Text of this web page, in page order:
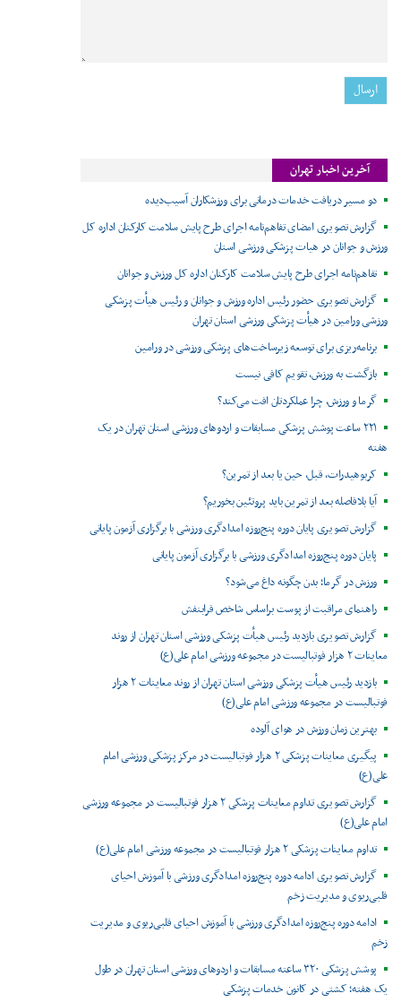
آخرین اخبار تهران
دو مسیر دریافت خدمات درمانی برای ورزشکاران آسیب‌دیده
گزارش تصویری امضای تفاهم‌نامه اجرای طرح پایش سلامت کارکنان اداره کل
ورزش و جوانان در هیات پزشکی ورزشی استان
تفاهم‌نامه اجرای طرح پایش سلامت کارکنان اداره کل ورزش و جوانان
گزارش تصویری حضور رئیس اداره ورزش و جوانان و رئیس هیأت پزشکی
ورزشی ورامین در هیأت پزشکی ورزشی استان تهران
برنامه‌ریزی برای توسعه زیرساخت‌های پزشکی ورزشی در ورامین
بازگشت به ورزش، تقویم کافی نیست
گرما و ورزش، چرا عملکردتان افت می‌کند؟
۲۲۱ ساعت پوشش پزشکی مسابقات و اردوهای ورزشی استان تهران در یک
هفته
کربوهیدرات، قبل، حین یا بعد از تمرین؟
آیا بلافاصله بعد از تمرین باید پروتئین بخوریم؟
گزارش تصویری پایان دوره پنج‌روزه امدادگری ورزشی با برگزاری آزمون پایانی
پایان دوره پنج‌روزه امدادگری ورزشی با برگزاری آزمون پایانی
ورزش در گرما؛ بدن چگونه داغ می‌شود؟
راهنمای مراقبت از پوست براساس شاخص فرابنفش
گزارش تصویری بازدید رئیس هیأت پزشکی ورزشی استان تهران از روند
معاینات ۲ هزار فوتبالیست در مجموعه ورزشی امام علی(ع)
بازدید رئیس هیأت پزشکی ورزشی استان تهران از روند معاینات ۲ هزار
فوتبالیست در مجموعه ورزشی امام علی(ع)
بهترین زمان ورزش در هوای آلوده
پیگیری معاینات پزشکی ۲ هزار فوتبالیست در مرکز پزشکی ورزشی امام
علی(ع)
گزارش تصویری تداوم معاینات پزشکی ۲ هزار فوتبالیست در مجموعه ورزشی
امام علی(ع)
تداوم معاینات پزشکی ۲ هزار فوتبالیست در مجموعه ورزشی امام علی(ع)
گزارش تصویری ادامه دوره پنج‌روزه امدادگری ورزشی با آموزش احیای
قلبی‌ریوی و مدیریت زخم
ادامه دوره پنج‌روزه امدادگری ورزشی با آموزش احیای قلبی‌ریوی و مدیریت
زخم
پوشش پزشکی ۳۲۰ ساعته مسابقات و اردوهای ورزشی استان تهران در طول
یک هفته؛ کشتی در کانون خدمات پزشکی